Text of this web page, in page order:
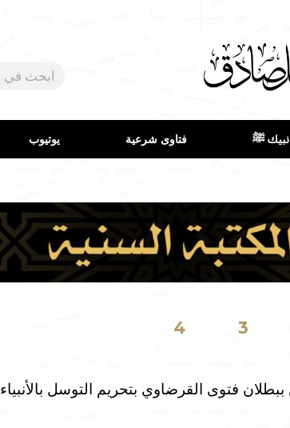
ﷺ فتاوى شرعية يوتيوب
3
4
فتوى القرضاوي بتحريم التوسل بالأنبياء